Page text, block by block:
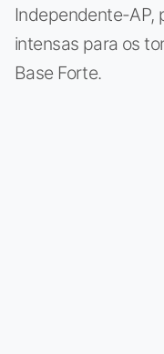
Independente-AP,
intensas para os
Base Forte.